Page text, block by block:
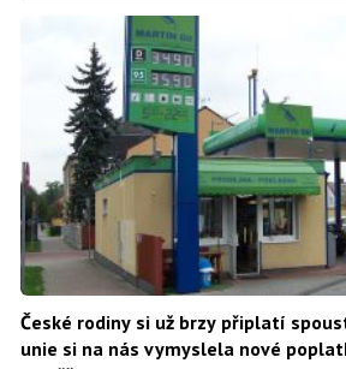
České rodiny si už brzy připlatí
unie si na nás vymyslela nové